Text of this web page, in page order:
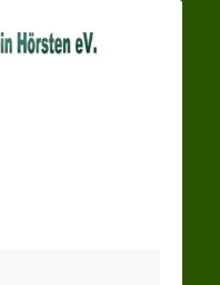
Schützenverein